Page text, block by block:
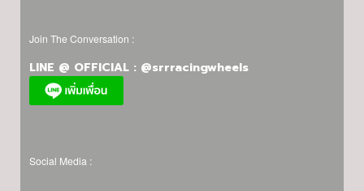
Join The Conversation :
LINE @ OFFICIAL : @srrracingwheels
Social Media :